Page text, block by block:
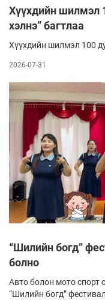
Хүүхдийн шилмэл
хэлнэ” багтлаа
Хүүхдийн шилмэл 100
2026-07-31
“Шилийн богд”
болно
Авто болон мото спорт
“Шилийн богд”